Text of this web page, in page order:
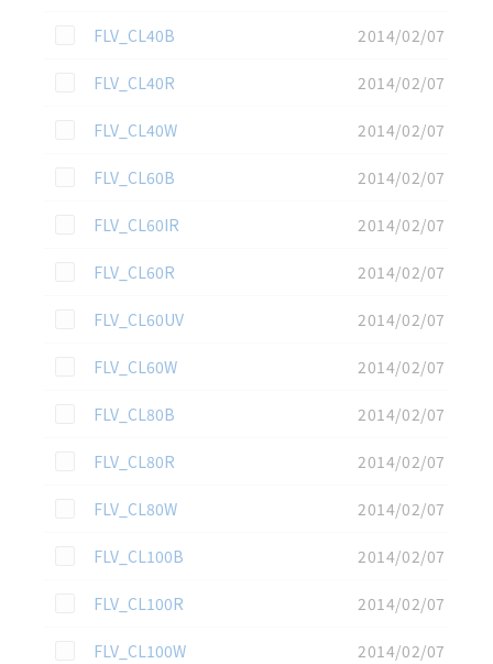
この資料を選択
FLV_CL40B
2014/02/07
この資料を選択
FLV_CL40R
2014/02/07
この資料を選択
FLV_CL40W
2014/02/07
この資料を選択
FLV_CL60B
2014/02/07
この資料を選択
FLV_CL60IR
2014/02/07
この資料を選択
FLV_CL60R
2014/02/07
この資料を選択
FLV_CL60UV
2014/02/07
この資料を選択
FLV_CL60W
2014/02/07
この資料を選択
FLV_CL80B
2014/02/07
この資料を選択
FLV_CL80R
2014/02/07
この資料を選択
FLV_CL80W
2014/02/07
この資料を選択
FLV_CL100B
2014/02/07
この資料を選択
FLV_CL100R
2014/02/07
この資料を選択
FLV_CL100W 2014/02/07